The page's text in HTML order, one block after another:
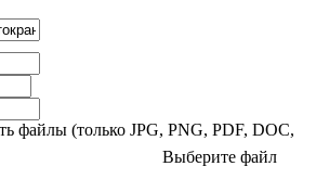
файлы (только JPG, PNG, PDF, DOC,
Выберите файл